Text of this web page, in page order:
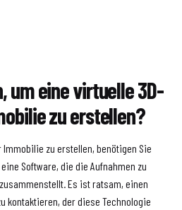
um eine virtuelle 3D-
zu erstellen?
zu erstellen, benötigen Sie
Software, die die Aufnahmen zu
Es ist ratsam, einen
kontaktieren, der diese Technologie